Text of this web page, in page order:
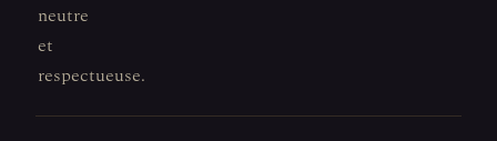
neutre
et
respectueuse.